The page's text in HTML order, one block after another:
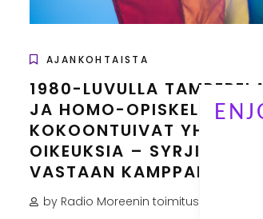
AJANKOHTAISTA
1980-LUVULLA
JA HOMO-
KOKOONTUIVAT YHTEEN
OIKEUKSIA – SYRJIVIÄ
VASTAAN KAMPPAILLAAN
by Radio Moreenin toimitus